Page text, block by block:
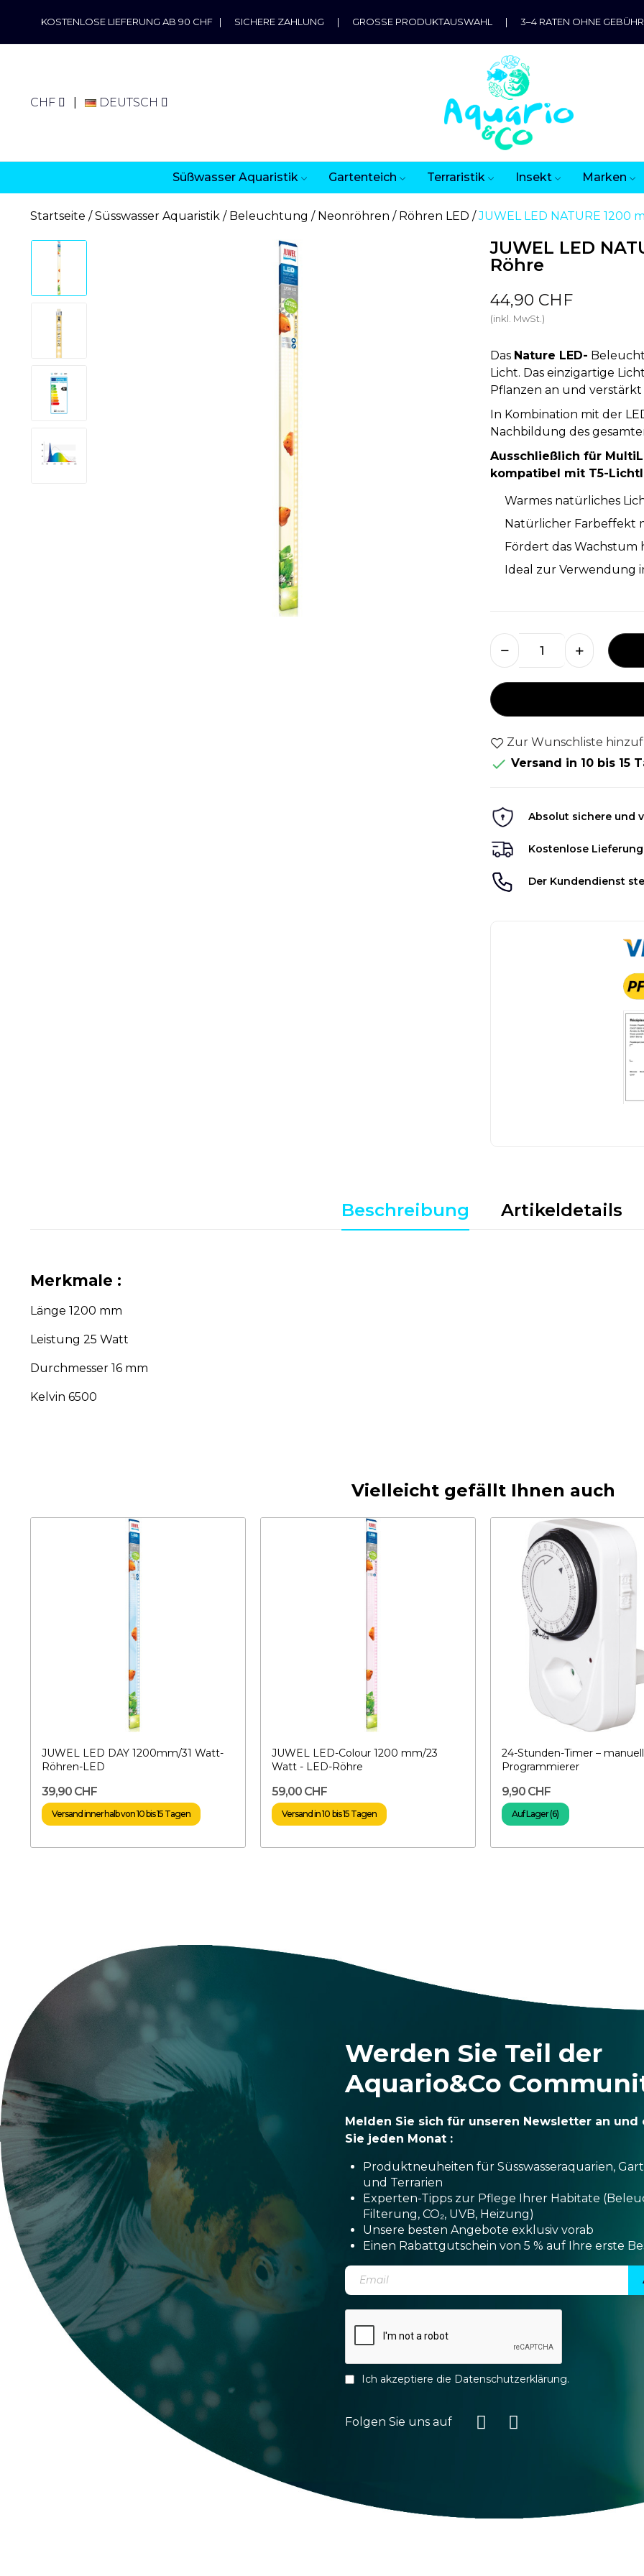
KOSTENLOSE LIEFERUNG AB 90 CHF | SICHERE ZAHLUNG | GROSSE PRODUKTAUSWAHL | 3–4 RATEN OHNE
CHF DEUTSCH
Süßwasser Aquaristik Gartenteich Terraristik Insekt Marken
Startseite Süsswasser Aquaristik Beleuchtung Neonröhren Röhren LED JUWEL LED NATURE 1200
JUWEL LED
Röhre
44,90 CHF
(inkl. MwSt.)
Das Nature LED-
Licht. Das einzigartige
Pflanzen an und
In Kombination mit der
Nachbildung des
Ausschließlich für
kompatibel mit T5-
Warmes natürliches
Natürlicher Farbeffekt
Fördert das Wachstum
Ideal zur Verwendung
Zur Wunschliste
 Versand in 10 bis 15
Absolut sichere und
Kostenlose
Der Kundendienst
Beschreibung Artikeldetails
Merkmale :
Länge 1200 mm
Leistung 25 Watt
Durchmesser 16 mm
Kelvin 6500
Vielleicht gefällt Ihnen auch
JUWEL LED DAY 1200mm/31 Watt-
Röhren-LED
39,90 CHF
Versand innerhalb von 10 bis 15 Tagen
JUWEL LED-Colour 1200 mm/23
Watt - LED-Röhre
59,00 CHF
Versand in 10 bis 15 Tagen
24-Stunden-Timer –
Programmierer
9,90 CHF
Auf Lager (6)
Werden Sie Teil der
Aquario&Co
Melden Sie sich für unseren Newsletter an und
Sie jeden Monat :
Produktneuheiten für Süsswasseraquarien,
und Terrarien
Experten-Tipps zur Pflege Ihrer Habitate
Filterung, CO₂, UVB, Heizung)
Unsere besten Angebote exklusiv vorab
Einen Rabattgutschein von 5 % auf Ihre erste
Ich akzeptiere die Datenschutzerklärung.
Folgen Sie uns auf